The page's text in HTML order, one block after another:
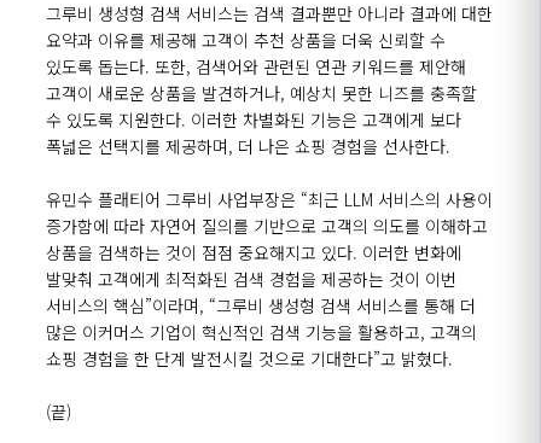
그루비 생성형 검색 서비스는 검색 결과뿐만 아니라 결과에 대한
요약과 이유를 제공해 고객이 추천 상품을 더욱 신뢰할 수
있도록 돕는다. 또한, 검색어와 관련된 연관 키워드를 제안해
고객이 새로운 상품을 발견하거나, 예상치 못한 니즈를 충족할
수 있도록 지원한다. 이러한 차별화된 기능은 고객에게 보다
폭넓은 선택지를 제공하며, 더 나은 쇼핑 경험을 선사한다.
유민수 플래티어 그루비 사업부장은 “최근 LLM 서비스의 사용이
증가함에 따라 자연어 질의를 기반으로 고객의 의도를 이해하고
상품을 검색하는 것이 점점 중요해지고 있다. 이러한 변화에
발맞춰 고객에게 최적화된 검색 경험을 제공하는 것이 이번
서비스의 핵심”이라며, “그루비 생성형 검색 서비스를 통해 더
많은 이커머스 기업이 혁신적인 검색 기능을 활용하고, 고객의
쇼핑 경험을 한 단계 발전시킬 것으로 기대한다”고 밝혔다.
(끝)